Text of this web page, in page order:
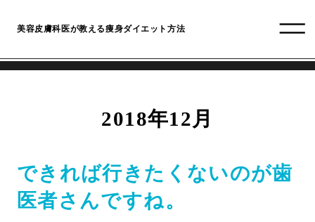
美容皮膚科医が教える痩身ダイエット方法
2018年12月
できれば行きたくないのが歯
医者さんですね。